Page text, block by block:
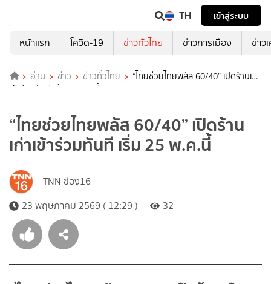
TH
เข้าสู่ระบบ
หน้าแรก
โควิด-19 ข่าวทั่วไทย ข่าวการเมือง ข่าว
อ่าน ข่าว ข่าวทั่วไทย
“ไทยช่วยไทยพลัส 60/40” เปิดร้านเก่า
เข้าร่วมทันที เริ่ม 25 พ.ค.นี้
“ไทยช่วยไทยพลัส 60/40” เปิดร้าน
เก่าเข้าร่วมทันที เริ่ม 25 พ.ค.นี้
TNN ช่อง16
23 พฤษภาคม 2569 ( 12:29 )
32